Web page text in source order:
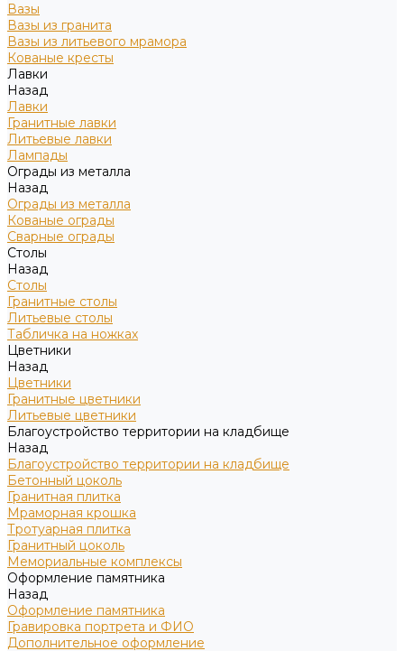
Вазы
Вазы из гранита
Вазы из литьевого мрамора
Кованые кресты
Лавки
Назад
Лавки
Гранитные лавки
Литьевые лавки
Лампады
Ограды из металла
Назад
Ограды из металла
Кованые ограды
Сварные ограды
Столы
Назад
Столы
Гранитные столы
Литьевые столы
Табличка на ножках
Цветники
Назад
Цветники
Гранитные цветники
Литьевые цветники
Благоустройство территории на кладбище
Назад
Благоустройство территории на кладбище
Бетонный цоколь
Гранитная плитка
Мраморная крошка
Тротуарная плитка
Гранитный цоколь
Мемориальные комплексы
Оформление памятника
Назад
Оформление памятника
Гравировка портрета и ФИО
Дополнительное оформление